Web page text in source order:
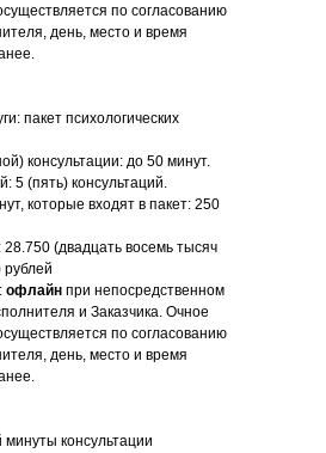
по согласованию
день, место и время
пакет психологических
консультации: до 50 минут.
5 (пять) консультаций.
которые входят в пакет: 250
(двадцать восемь тысяч
рублей
офлайн при непосредственном
и Заказчика. Очное
по согласованию
день, место и время
консультации